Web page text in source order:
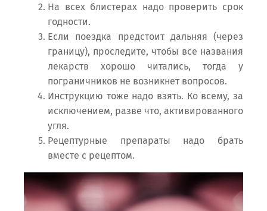
На всех блистерах надо проверить срок
годности.
Если поездка предстоит дальняя (через
границу), проследите, чтобы все названия
лекарств хорошо читались, тогда у
пограничников не возникнет вопросов.
Инструкцию тоже надо взять. Ко всему, за
исключением, разве что, активированного
угля.
Рецептурные препараты надо брать
вместе с рецептом.